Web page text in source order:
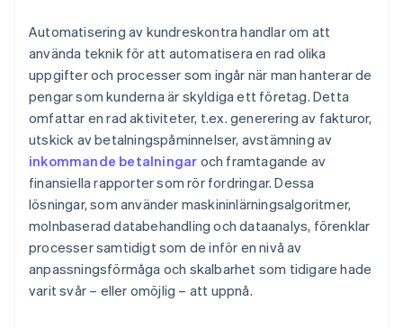
Automatisering av kundreskontra handlar om att
använda teknik för att automatisera en rad olika
uppgifter och processer som ingår när man hanterar de
pengar som kunderna är skyldiga ett företag. Detta
omfattar en rad aktiviteter, t.ex. generering av fakturor,
utskick av betalningspåminnelser, avstämning av
inkommande betalningar och framtagande av
finansiella rapporter som rör fordringar. Dessa
lösningar, som använder maskininlärningsalgoritmer,
molnbaserad databehandling och dataanalys, förenklar
processer samtidigt som de inför en nivå av
anpassningsförmåga och skalbarhet som tidigare hade
varit svår – eller omöjlig – att uppnå.